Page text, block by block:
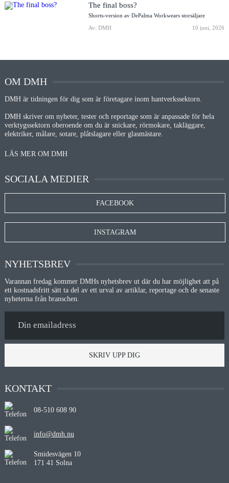
The final boss?
Shorts-version av DePalma Workwears storsäljare
Av: DMH
10 juni, 2026
OM DMH
DMH är tidningen för dig som är företagare inom hantverkssektorn.
DMH skriver om nyheter, tester och reportage som är anpassade för hela
verktygssektorn oberoende om du är snickare, rörmokare, takläggare,
elektriker, målare, sotare, plåtslagare eller glasmästare.
LÄS MER OM DMH
SOCIALA MEDIER
FACEBOOK
INSTAGRAM
NYHETSBREV
Varannan fredag kommer DMHs nyhetsbrev ut där du har möjlighet att på
ett kostnadsfritt sätt ta del av ett urval av artiklar, reportage och de senaste
nyheterna från branschen.
SKRIV UPP DIG
KONTAKT
08-510 608 90
info@dmh.nu
Smidesvägen 10
171 41 Solna